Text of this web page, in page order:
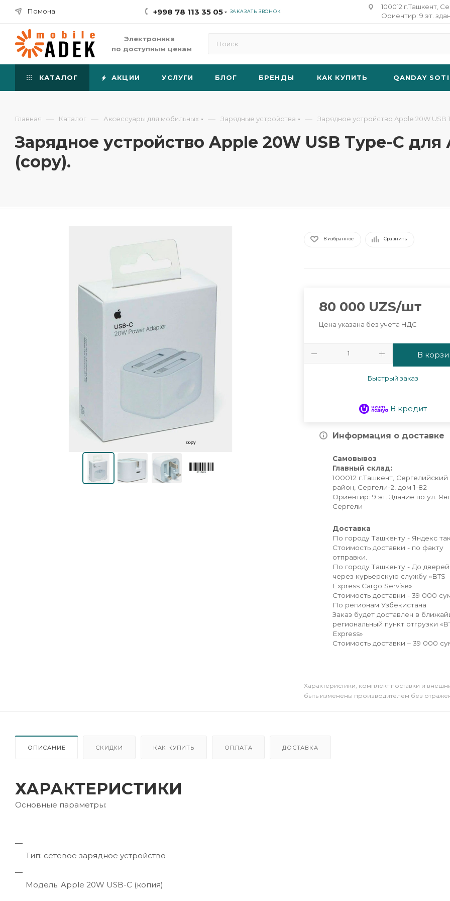
Помона +998 78 113 35 05 ЗАКАЗАТЬ ЗВОНОК
100012 г.Ташкент,
Ориентир: 9 эт.
Электроника
по доступным ценам
КАТАЛОГ АКЦИИ УСЛУГИ БЛОГ БРЕНДЫ КАК КУПИТЬ QANDAY
Главная — Каталог — Аксессуары для мобильных — Зарядные устройства — Зарядное устройство Apple 20W USB
Зарядное устройство Apple 20W USB Type-C для
(copy).
В избранное Сравнить
80 000 UZS/шт
Цена указана без учета НДС
В
Быстрый заказ
В кредит
Информация о доставке
Самовывоз
Главный склад:
100012 г.Ташкент, Сергелийский
район, Сергели-2, дом 1-82
Ориентир: 9 эт. Здание по ул.
Сергели
Доставка
По городу Ташкенту - Яндекс
Стоимость доставки - по факту
отправки.
По городу Ташкенту - До дверей
через курьерскую службу «BTS
Express Cargo Servise»
Стоимость доставки - 39 000
По регионам Узбекистана
Заказ будет доставлен в
региональный пункт отгрузки
Express»
Стоимость доставки – 39 000
Xарактеристики, комплект поставки и
быть изменены производителем без
ОПИСАНИЕ СКИДКИ КАК КУПИТЬ ОПЛАТА ДОСТАВКА
ХАРАКТЕРИСТИКИ
Основные параметры:
Тип: сетевое зарядное устройство
Модель: Apple 20W USB-C (копия)